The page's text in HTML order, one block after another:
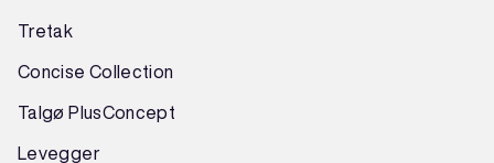
Tretak
Concise Collection
Talgø PlusConcept
Levegger